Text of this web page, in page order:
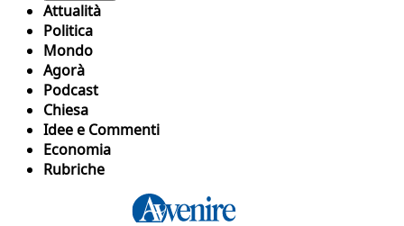
Attualità
Politica
Mondo
Agorà
Podcast
Chiesa
Idee e Commenti
Economia
Rubriche